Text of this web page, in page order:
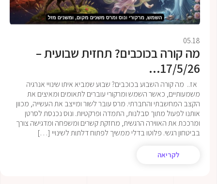
05.18
מה קורה בכוכבים? תחזית שבועית –
17/5/26...
אז.. מה קורה השבוע בכוכבים? שבוע שמביא איתו שינויי אנרגיה
משמעותיים, כאשר השמש ומרקורי עוברים לתאומים ומאיצים את
הקצב המחשבתי והחברתי. מרס עובר לשור ומייצב את העשייה, מכוון
אותנו לפעול מתוך סבלנות, התמדה ופרקטיות. ונוס נכנסת לסרטן
ומרככת את האווירה הרגשית, מחזקת קשרים ומשפחה ומדגישה צורך
בביטחון רגשי. פלוטו בדלי ממשיך לפתוח דלתות לשינויי […]
לקריאה